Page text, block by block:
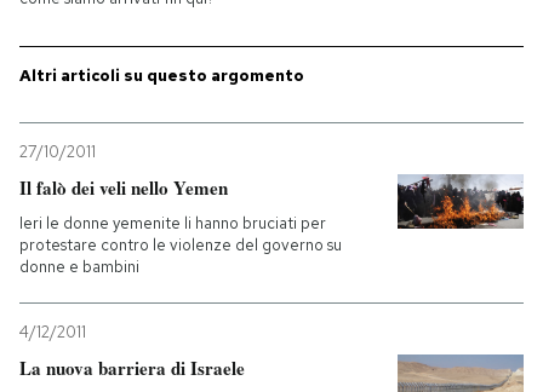
Altri articoli su questo argomento
27/10/2011
Il falò dei veli nello Yemen
Ieri le donne yemenite li hanno bruciati per
protestare contro le violenze del governo su
donne e bambini
4/12/2011
La nuova barriera di Israele